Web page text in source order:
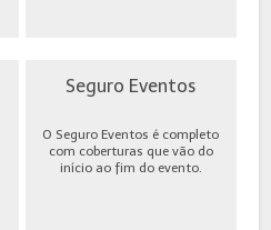
Seguro Eventos
O Seguro Eventos é completo
com coberturas que vão do
início ao fim do evento.